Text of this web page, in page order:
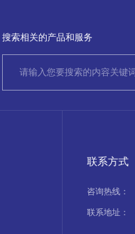
搜索相关的产品和服务
联系方式
咨询热线：
联系地址：